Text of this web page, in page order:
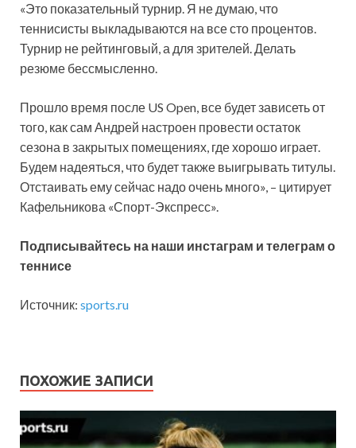
«Это показательный турнир. Я не думаю, что
теннисисты выкладываются на все сто процентов.
Турнир не рейтинговый, а для зрителей. Делать
резюме бессмысленно.
Прошло время после US Open, все будет зависеть от
того, как сам Андрей настроен провести остаток
сезона в закрытых помещениях, где хорошо играет.
Будем надеяться, что будет также выигрывать титулы.
Отстаивать ему сейчас надо очень много», – цитирует
Кафельникова «Спорт-Экспресс».
Подписывайтесь на наши инстаграм и телеграм о
теннисе
Источник: sports.ru
ПОХОЖИЕ ЗАПИСИ